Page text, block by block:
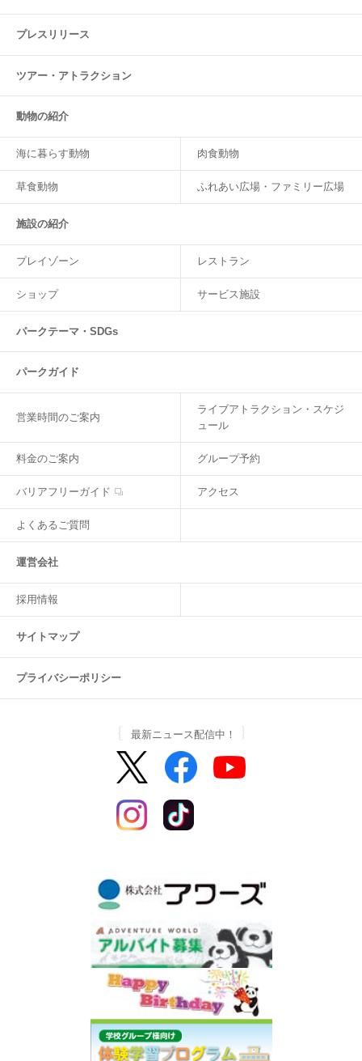
プレスリリース
ツアー・ アトラクション
動物の紹介
海に暮らす動物 肉食動物
草食動物 ふれあい広場・ファミリー広場
施設の紹介
プレイゾーン レストラン
ショップ サービス施設
パークテーマ・SDGs
パークガイド
営業時間のご案内
ライブアトラクション・スケジ
ュール
料金のご案内 グループ予約
バリアフリーガイド アクセス
よくあるご質問
運営会社
採用情報
サイトマップ
プライバシーポリシー
最新ニュース配信中！